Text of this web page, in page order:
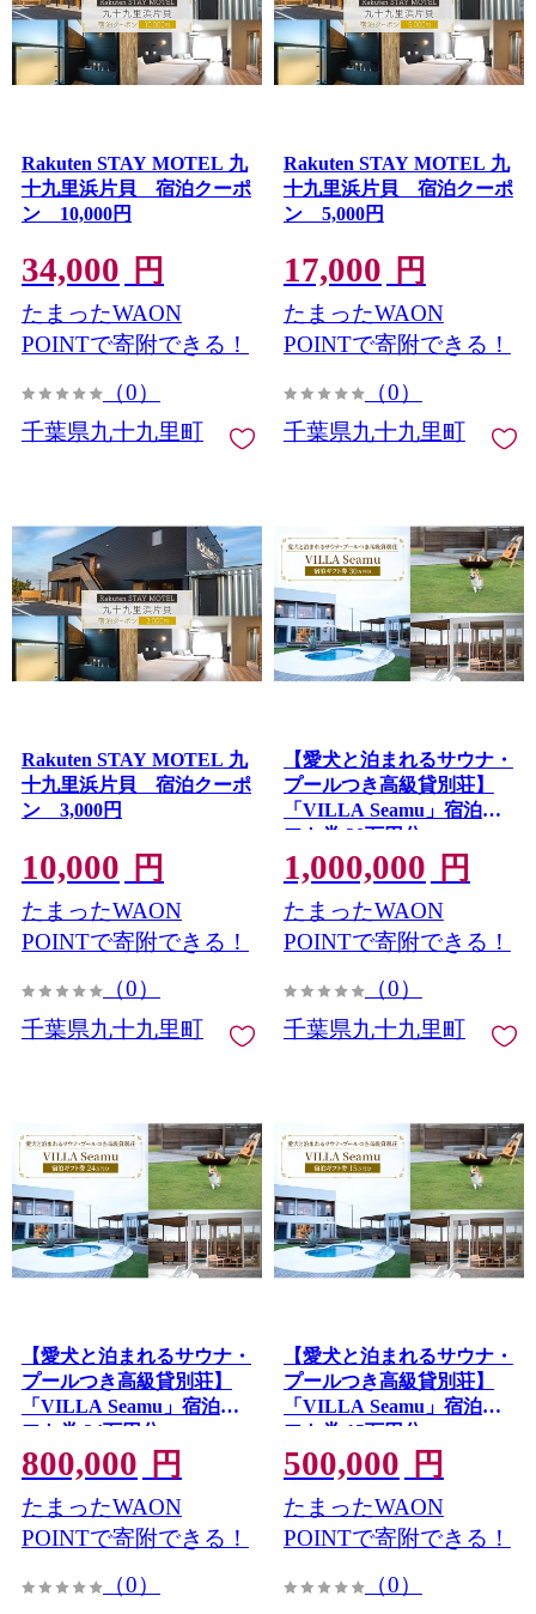
Rakuten STAY MOTEL 九
十九里浜片貝 宿泊クーポ
ン 10,000円
34,000 円
たまったWAON
POINTで寄附できる！
（0）
千葉県九十九里町
Rakuten STAY MOTEL 九
十九里浜片貝 宿泊クーポ
ン 5,000円
17,000 円
たまったWAON
POINTで寄附できる！
（0）
千葉県九十九里町
Rakuten STAY MOTEL 九
十九里浜片貝 宿泊クーポ
ン 3,000円
10,000 円
たまったWAON
POINTで寄附できる！
（0）
千葉県九十九里町
【愛犬と泊まれるサウナ・
プールつき高級貸別荘】
「VILLA Seamu」宿泊ギ
フト券 30万円分
1,000,000 円
たまったWAON
POINTで寄附できる！
（0）
千葉県九十九里町
【愛犬と泊まれるサウナ・
プールつき高級貸別荘】
「VILLA Seamu」宿泊ギ
フト券 24万円分
800,000 円
たまったWAON
POINTで寄附できる！
（0）
【愛犬と泊まれるサウナ・
プールつき高級貸別荘】
「VILLA Seamu」宿泊ギ
フト券 15万円分
500,000 円
たまったWAON
POINTで寄附できる！
（0）